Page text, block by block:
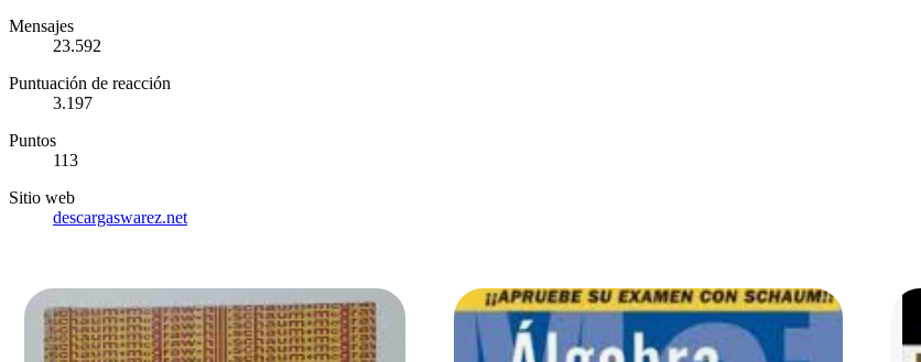
Mensajes
23.592
Puntuación de reacción
3.197
Puntos
113
Sitio web
descargaswarez.net